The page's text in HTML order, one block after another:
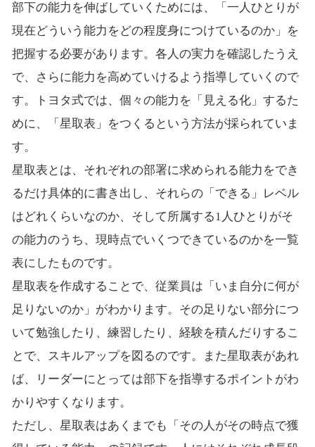
部下の能力を伸ばしていくためには、「一人ひとりが
現在どういう能力をどの程度身につけているのか」を
把握する必要があります。各人の実力を確認したうえ
で、さらに能力を高めていけるよう指導していくので
す。トヨタ式では、個々の能力を「見える化」するた
めに、「星取表」をつくるという方法が採られていま
す。
星取表とは、それぞれの部署に求められる能力をでき
るだけ具体的に書き出し、それらの「できる」レベル
はどれくらいなのか、そして所属する1人ひとりがそ
の能力のうち、現時点でいくつできているのかを一覧
表にしたものです。
星取表を作成することで、従業員は「いま自分に何が
足りないのか」がわかります。その足りない部分につ
いて勉強したり、練習したり、経験を積んだりするこ
とで、スキルアップを図るのです。また星取表があれ
ば、リーダーにとっては部下を指導するポイントがわ
かりやすくなります。
ただし、星取表はあくまでも「その人がその時点で獲